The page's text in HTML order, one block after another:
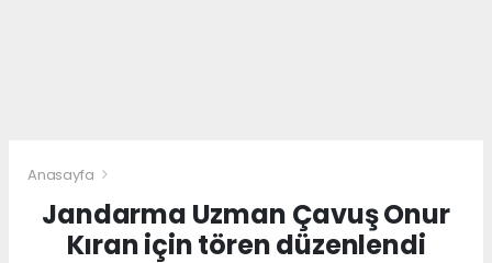
Anasayfa
Jandarma Uzman Çavuş Onur
Kıran için tören düzenlendi